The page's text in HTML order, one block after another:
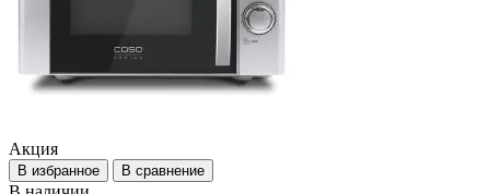
Акция
В избранное В сравнение